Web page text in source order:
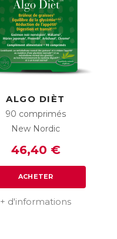
ALGO DIÈT
90 comprimés
New Nordic
46,40 €
ACHETER
+ d'informations